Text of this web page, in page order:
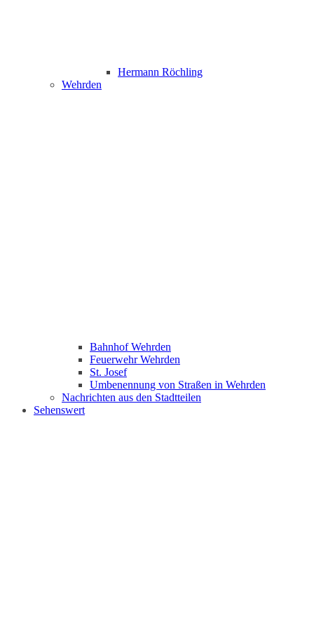
Hermann Röchling
Wehrden
Bahnhof Wehrden
Feuerwehr Wehrden
St. Josef
Umbenennung von Straßen in Wehrden
Nachrichten aus den Stadtteilen
Sehenswert